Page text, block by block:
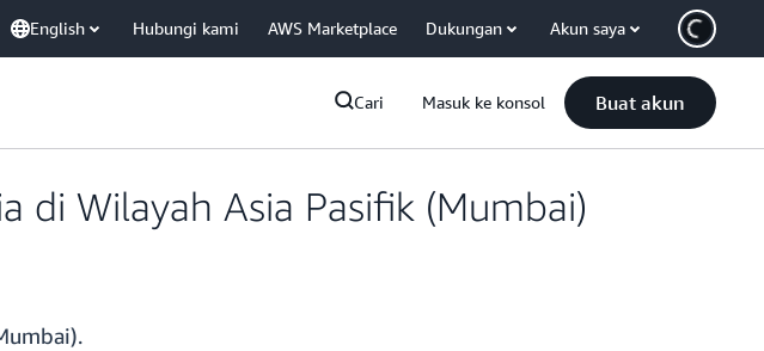
English Hubungi kami AWS Marketplace Dukungan Akun saya
Cari Masuk ke konsol Buat akun
di Wilayah Asia Pasifik (Mumbai)